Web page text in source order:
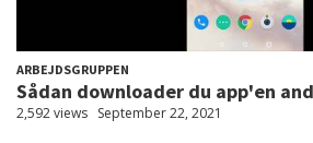
ARBEJDSGRUPPEN
Sådan downloader du app'en
2,592 views September 22, 2021